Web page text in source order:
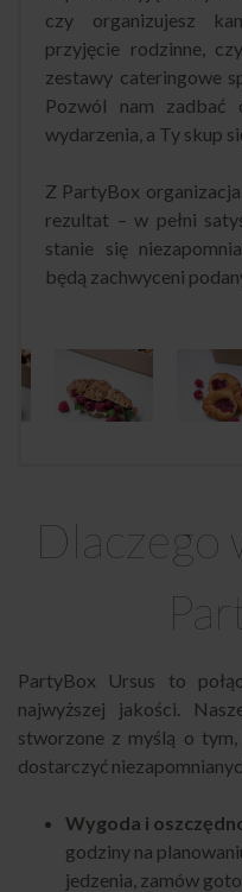
czy organizujesz
przyjęcie rodzinne,
zestawy cateringowe
Pozwól nam zadbać
wydarzenia, a Ty skup
Z PartyBox
rezultat – w pełni
stanie się
będą zachwyceni
Dlaczego
PartyBox Ursus to
najwyższej jakości.
stworzone z myślą o
dostarczyć
Wygoda i
godziny na
jedzenia, zamów